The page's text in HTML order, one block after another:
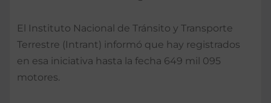
El Instituto Nacional de Tránsito y Transporte
Terrestre (Intrant) informó que hay registrados
en esa iniciativa hasta la fecha 649 mil 095
motores.